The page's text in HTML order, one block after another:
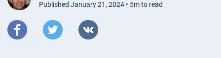
Published January 21, 2024 • 5m to read